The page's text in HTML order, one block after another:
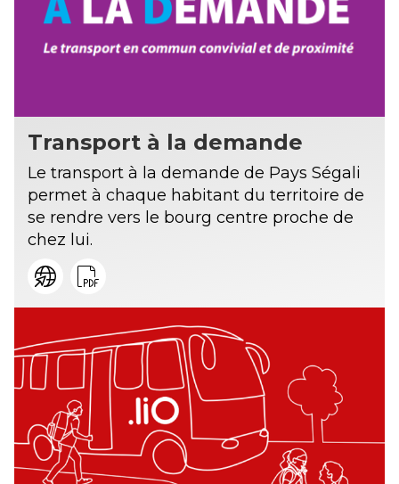
Transport à la demande
Le transport à la demande de Pays Ségali
permet à chaque habitant du territoire de
se rendre vers le bourg centre proche de
chez lui.